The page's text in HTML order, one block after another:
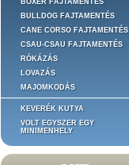
BOXER FAJTAMENTÉS
BULLDOG FAJTAMENTÉS
CANE CORSO FAJTAMENTÉS
CSAU-CSAU FAJTAMENTÉS
RÓKÁZÁS
LOVAZÁS
MAJOMKODÁS
KEVERÉK KUTYA
VOLT EGYSZER EGY
MINIMENHELY